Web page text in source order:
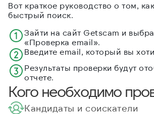
Вот краткое руководство о том,
быстрый поиск.
Зайти на сайт Getscam и
«Проверка email».
Введите email, который вы
Результаты проверки будут
отчете.
Кого необходимо
Кандидаты и соискатели